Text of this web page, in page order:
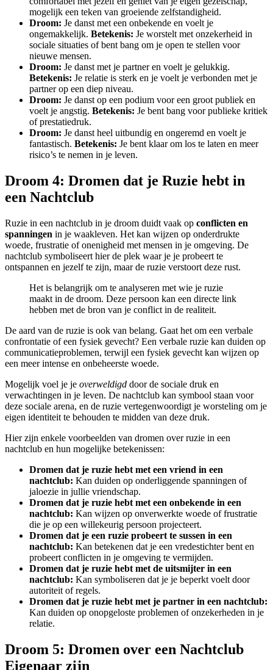
mogelijk een teken van groeiende zelfstandigheid.
Droom: Je danst met een onbekende en voelt je
ongemakkelijk. Betekenis: Je worstelt met onzekerheid in
sociale situaties of bent bang om je open te stellen voor
nieuwe mensen.
Droom: Je danst met je partner en voelt je gelukkig.
Betekenis: Je relatie is sterk en je voelt je verbonden met je
partner op een diep niveau.
Droom: Je danst op een podium voor een groot publiek en
voelt je angstig. Betekenis: Je bent bang voor publieke kritiek
of prestatiedruk.
Droom: Je danst heel uitbundig en ongeremd en voelt je
fantastisch. Betekenis: Je bent klaar om los te laten en meer
risico’s te nemen in je leven.
Droom 4: Dromen dat je Ruzie hebt in
een Nachtclub
Ruzie in een nachtclub in je droom duidt vaak op conflicten en
spanningen in je waakleven. Het kan wijzen op onderdrukte
woede, frustratie of onenigheid met mensen in je omgeving. De
nachtclub symboliseert hier de plek waar je je probeert te
ontspannen en jezelf te zijn, maar de ruzie verstoort deze rust.
Het is belangrijk om te analyseren met wie je ruzie
maakt in de droom. Deze persoon kan een directe link
hebben met de bron van je conflict in de realiteit.
De aard van de ruzie is ook van belang. Gaat het om een verbale
confrontatie of een fysiek gevecht? Een verbale ruzie kan duiden op
communicatieproblemen, terwijl een fysiek gevecht kan wijzen op
een meer intense en onbeheerste woede.
Mogelijk voel je je overweldigd door de sociale druk en
verwachtingen in je leven. De nachtclub kan symbool staan voor
deze sociale arena, en de ruzie vertegenwoordigt je worsteling om je
eigen identiteit te behouden te midden van deze druk.
Hier zijn enkele voorbeelden van dromen over ruzie in een
nachtclub en hun mogelijke betekenissen:
Dromen dat je ruzie hebt met een vriend in een
nachtclub: Kan duiden op onderliggende spanningen of
jaloezie in jullie vriendschap.
Dromen dat je ruzie hebt met een onbekende in een
nachtclub: Kan wijzen op onverwerkte woede of frustratie
die je op een willekeurig persoon projecteert.
Dromen dat je een ruzie probeert te sussen in een
nachtclub: Kan betekenen dat je een vredestichter bent en
probeert conflicten in je omgeving te vermijden.
Dromen dat je ruzie hebt met de uitsmijter in een
nachtclub: Kan symboliseren dat je je beperkt voelt door
autoriteit of regels.
Dromen dat je ruzie hebt met je partner in een nachtclub:
Kan duiden op onopgeloste problemen of onzekerheden in je
relatie.
Droom 5: Dromen over een Nachtclub
Eigenaar zijn